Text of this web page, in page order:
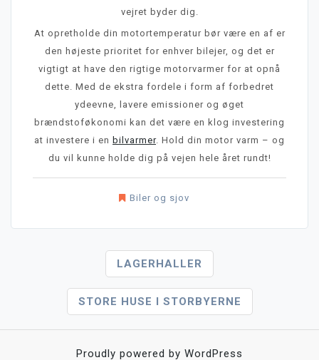
vejret byder dig.
At opretholde din motortemperatur bør være en af er
den højeste prioritet for enhver bilejer, og det er
vigtigt at have den rigtige motorvarmer for at opnå
dette. Med de ekstra fordele i form af forbedret
ydeevne, lavere emissioner og øget
brændstoføkonomi kan det være en klog investering
at investere i en bilvarmer. Hold din motor varm – og
du vil kunne holde dig på vejen hele året rundt!
Biler og sjov
Indlægsnavigation
LAGERHALLER
STORE HUSE I STORBYERNE
Proudly powered by WordPress